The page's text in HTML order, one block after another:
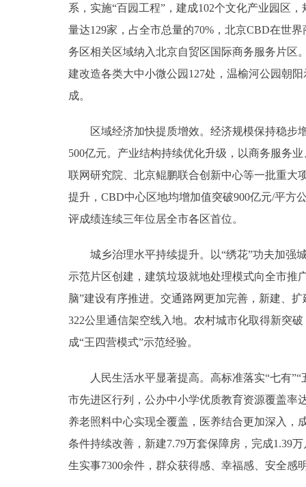
系，实施“百园工程”，建成102个文化产业园区
量达129家，占全市总量的70%，北京CBD在世
务区相关区域纳入北京自贸区国际商务服务片区
建改造各类大中小微公园127处，温榆河公园朝
成。
区域经济加快提质增效。经济规模保持稳步增
500亿元。产业结构持续优化升级，以商务服务
联网研究院、北京鲲鹏联合创新中心等一批重大
提升，CBD中心区地均增加值突破900亿元/平方
评成绩连续三年位居全市各区首位。
城乡治理水平持续提升。以“绣花”功夫加强城
示范片区创建，建筑垃圾就地处理模式向全市推
脑”建设有序推进。交通路网更加完善，新建、
322公里通信架空线入地。农村城市化取得新突
成“王四营模式”示范经验。
人民生活水平显著提高。高标准落实“七有”“
市先进区行列，公办中小学优质教育资源覆盖率
养老照料中心实现全覆盖，医养结合更加深入，
条件持续改善，新建7.79万套保障房，完成1.39
生实事7300余件，群众获得感、幸福感、安全感